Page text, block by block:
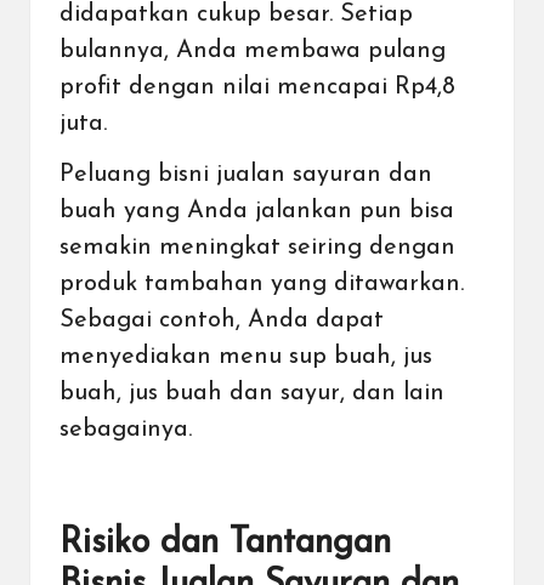
didapatkan cukup besar. Setiap
bulannya, Anda membawa pulang
profit dengan nilai mencapai Rp4,8
juta.
Peluang bisni jualan sayuran dan
buah yang Anda jalankan pun bisa
semakin meningkat seiring dengan
produk tambahan yang ditawarkan.
Sebagai contoh, Anda dapat
menyediakan menu sup buah, jus
buah, jus buah dan sayur, dan lain
sebagainya.
Risiko dan Tantangan